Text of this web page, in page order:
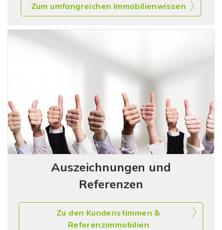
Zum umfangreichen Immobilienwissen
Auszeichnungen und
Referenzen
Zu den Kundenstimmen &
Referenzimmobilien